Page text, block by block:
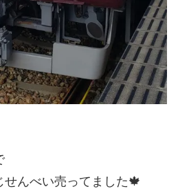
せんべい売ってました🍁